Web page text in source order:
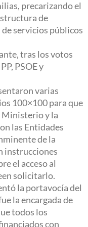
precarizando el
de
servicios públicos
tras los votos
PSOE y
varias
100×100 para que
Ministerio y la
las Entidades
de la
instrucciones
el acceso al
solicitarlo.
la portavocía del
la encargada de
todos los
con